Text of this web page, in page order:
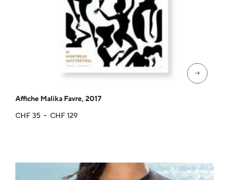
→
Affiche Malika Favre, 2017
CHF35 – CHF129Plage
CHF 129